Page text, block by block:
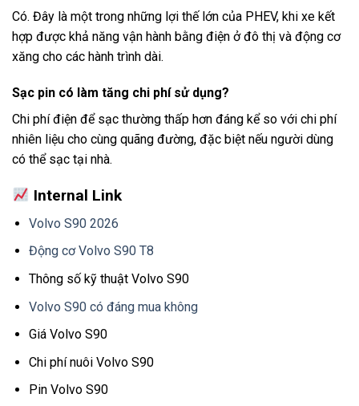
Có. Đây là một trong những lợi thế lớn của PHEV, khi xe kết
hợp được khả năng vận hành bằng điện ở đô thị và động cơ
xăng cho các hành trình dài.
Sạc pin có làm tăng chi phí sử dụng?
Chi phí điện để sạc thường thấp hơn đáng kể so với chi phí
nhiên liệu cho cùng quãng đường, đặc biệt nếu người dùng
có thể sạc tại nhà.
Internal Link
Volvo S90 2026
Động cơ Volvo S90 T8
Thông số kỹ thuật Volvo S90
Volvo S90 có đáng mua không
Giá Volvo S90
Chi phí nuôi Volvo S90
Pin Volvo S90